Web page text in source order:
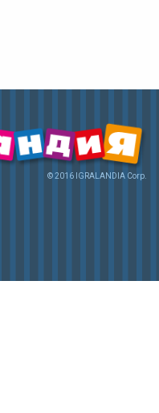
© 2016 IGRALANDIA Corp.